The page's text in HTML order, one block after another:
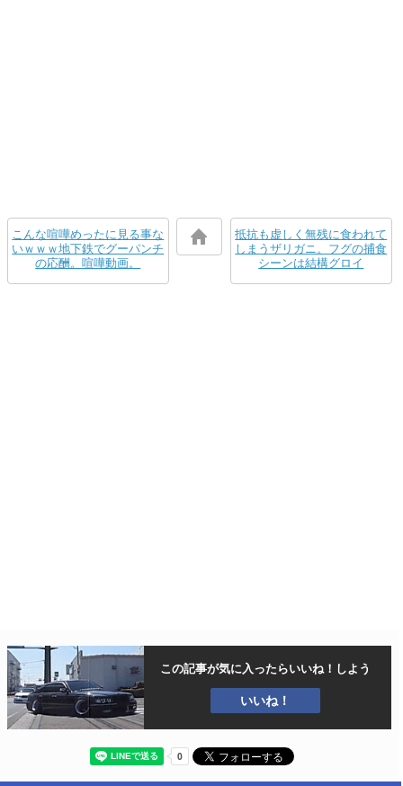
こんな喧嘩めったに見る事な
いｗｗｗ地下鉄でグーパンチ
の応酬。喧嘩動画。
抵抗も虚しく無残に食われて
しまうザリガニ。フグの捕食
シーンは結構グロイ
この記事が気に入ったらいいね！しよう
いいね！